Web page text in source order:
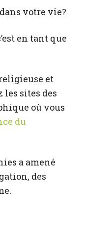
votre vie?
en tant que
et
sites des
où vous
du
a amené
des